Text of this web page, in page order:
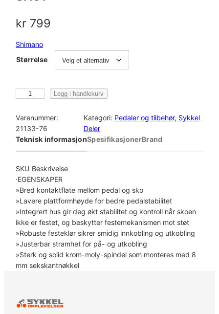
kr 799
Shimano
Størrelse
i
m
a
P
e
d
a
l
e
r
S
P
D
Legg i handlekurv
Varenummer:
21133-76
Kategori: Pedaler og tilbehør, Sykkel
Deler
Teknisk informasjonSpesifikasjonerBrand
SKU Beskrivelse
·EGENSKAPER
»Bred kontaktflate mellom pedal og sko
»Lavere plattformhøyde for bedre pedalstabilitet
»Integrert hus gir deg økt stabilitet og kontroll når skoen
ikke er festet, og beskytter festemekanismen mot støt
»Robuste festeklør sikrer smidig innkobling og utkobling
»Justerbar stramhet for på- og utkobling
»Sterk og solid krom-moly-spindel som monteres med 8
mm sekskantnøkkel